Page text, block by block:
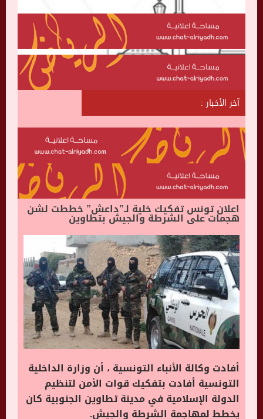
آخر الأخبار :
اعلان تونس تفكيك خلية لـ”داعش” خططت لشن
هجمات على الشرطة والجيش بتطاوين
أفادت وكالة الأنباء التونسية ، أن وزارة الداخلية
التونسية أفادت بتفكيك قوات الأمن لتنظيم
الدولة الإسلامية في مدينة تطاوين الجنوبية كان
يخطط لمهاجمة الشرطة والجيش.